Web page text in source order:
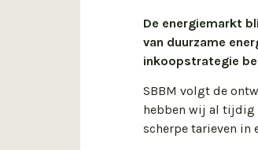
De energiemarkt
van duurzame
inkoopstrategie
SBBM volgt de
hebben wij al tijdig
scherpe tarieven in